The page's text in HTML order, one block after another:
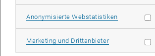
Machen Sie sich selbst ein Bild:
www.tuwien.ac.at/personal_gender&nbsp
Die technische Grundlage bildet das Open
Management System (CMS) Typo 3. Engagierte
Anonymisierte WebstatistikenStatistik
Marketing und DrittanbieterMarketing